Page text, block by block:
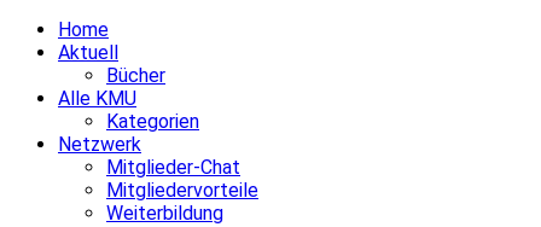
Home
Aktuell
Bücher
Alle KMU
Kategorien
Netzwerk
Mitglieder-Chat
Mitgliedervorteile
Weiterbildung